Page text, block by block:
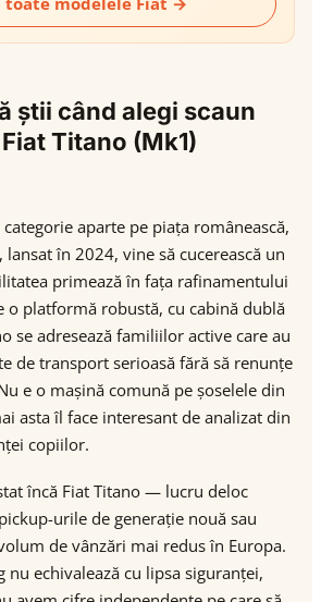
știi când alegi scaun
Titano (Mk1)
aparte pe piața românească,
lansat în 2024, vine să cucerească un
primează în fața rafinamentului
o platformă robustă, cu cabină dublă
se adresează familiilor active care au
de transport serioasă fără să renunțe
e o mașină comună pe șoselele din
asta îl face interesant de analizat din
copiilor.
încă Fiat Titano — lucru deloc
urile de generație nouă sau
de vânzări mai redus în Europa.
nu echivalează cu lipsa siguranței,